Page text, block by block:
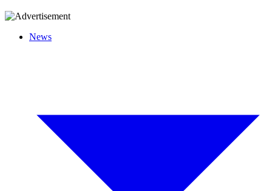
News